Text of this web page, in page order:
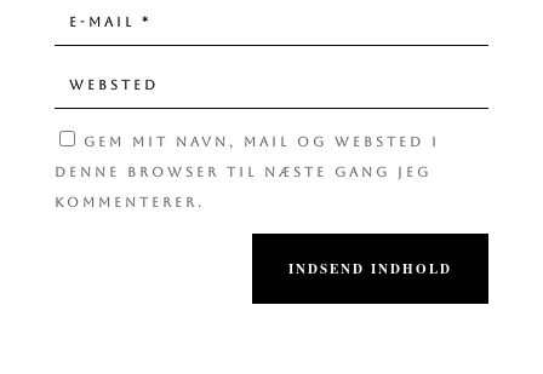
GEM MIT NAVN, MAIL OG WEBSTED I
DENNE BROWSER TIL NÆSTE GANG JEG
KOMMENTERER.
INDSEND INDHOLD